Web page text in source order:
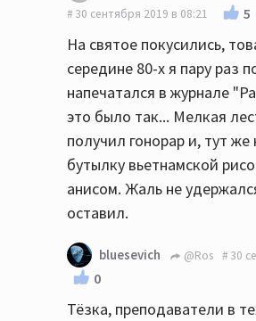
30 сентября 2019 в 08:21
5
На святое покусились,
середине 80-х я пару раз
напечатался в журнале
это было так... Мелкая
получил гонорар и, тут же
бутылку вьетнамской
анисом. Жаль не
оставил.
bluesevich @Ros 30
0
Тёзка, преподаватели в